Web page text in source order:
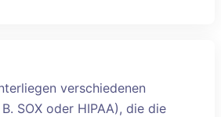
verschiedenen
SOX oder HIPAA), die die